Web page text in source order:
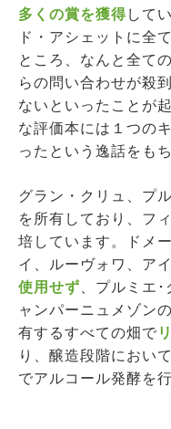
多くの賞を獲得して
ド・アシェットに全
ところ、なんと全て
らの問い合わせが殺
ないといったことが
な評価本には１つの
ったという逸話をもち
グラン・クリュ、プ
を所有しており、フ
培しています。ドメ
イ、ルーヴォワ、ア
使用せず 、プルミエ
ャンパーニュメゾン
有するすべての畑で
り、醸造段階におい
でアルコール発酵を行